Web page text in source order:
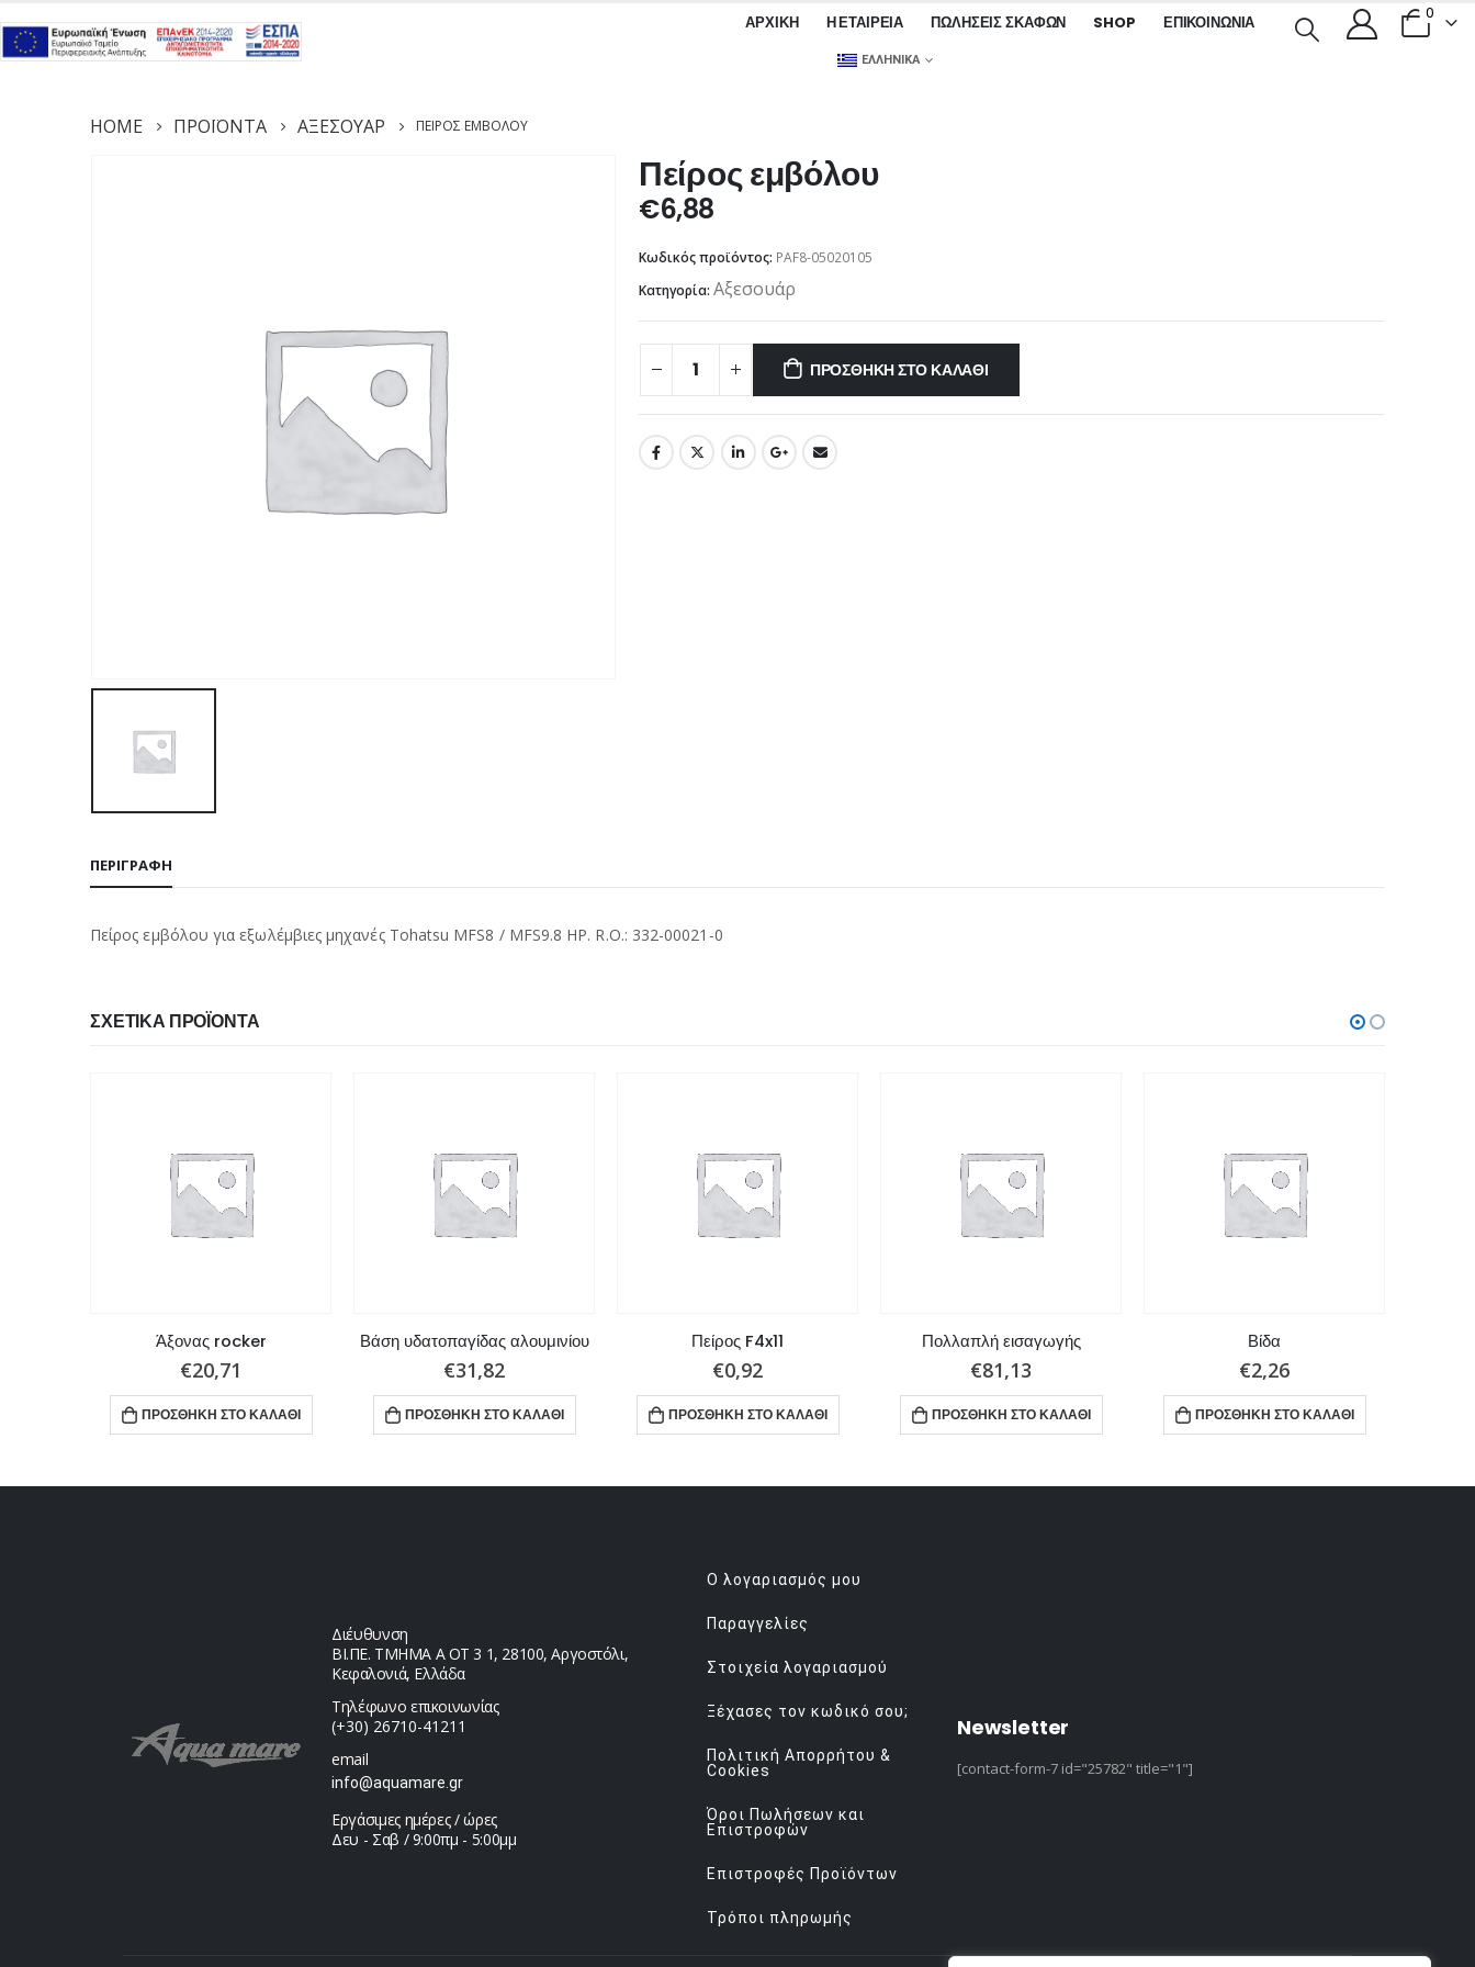
ΑΡΧΙΚΉ Η ΕΤΑΙΡΕΊΑ ΠΩΛΉΣΕΙΣ ΣΚΑΦΏΝ SHOP ΕΠΙΚΟΙΝΩΝΊΑ 0
ΕΛΛΗΝΙΚΆ
HOME ΠΡΟΪΌΝΤΑ ΑΞΕΣΟΥΆΡ ΠΕΊΡΟΣ ΕΜΒΌΛΟΥ
Πείρος εμβόλου
€6,88
Κωδικός προϊόντος: PAF8-05020105
Κατηγορία: Αξεσουάρ
ΠΡΟΣΘΉΚΗ ΣΤΟ ΚΑΛΆΘΙ
ΠΕΡΙΓΡΑΦΉ
Πείρος εμβόλου για εξωλέμβιες μηχανές Tohatsu MFS8 / MFS9.8 HP. R.O.: 332-00021-0
ΣΧΕΤΙΚΆ ΠΡΟΪΌΝΤΑ
Άξονας rocker
€20,71
ΠΡΟΣΘΉΚΗ ΣΤΟ ΚΑΛΆΘΙ
Βάση υδατοπαγίδας αλουμινίου
€31,82
ΠΡΟΣΘΉΚΗ ΣΤΟ ΚΑΛΆΘΙ
Πείρος F4x11
€0,92
ΠΡΟΣΘΉΚΗ ΣΤΟ ΚΑΛΆΘΙ
Πολλαπλή εισαγωγής
€81,13
ΠΡΟΣΘΉΚΗ ΣΤΟ ΚΑΛΆΘΙ
Βίδα
€2,26
ΠΡΟΣΘΉΚΗ ΣΤΟ ΚΑΛΆΘΙ
Διέυθυνση
ΒΙ.ΠΕ. ΤΜΗΜΑ Α ΟΤ 3 1, 28100, Αργοστόλι,
Κεφαλονιά, Ελλάδα
Τηλέφωνο επικοινωνίας
(+30) 26710-41211
email
info@aquamare.gr
Εργάσιμες ημέρες / ώρες
Δευ - Σαβ / 9:00πμ - 5:00μμ
Ο λογαριασμός μου
Παραγγελίες
Στοιχεία λογαριασμού
Ξέχασες τον κωδικό σου;
Πολιτική Απορρήτου &
Cookies
Όροι Πωλήσεων και
Επιστροφών
Επιστροφές Προϊόντων
Τρόποι πληρωμής
Newsletter
[contact-form-7 id="25782" title="1"]